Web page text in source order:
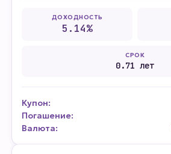
ДОХОДНОСТЬ
5.14%
СРОК
0.71 лет
Купон:
Погашение:
Валюта: